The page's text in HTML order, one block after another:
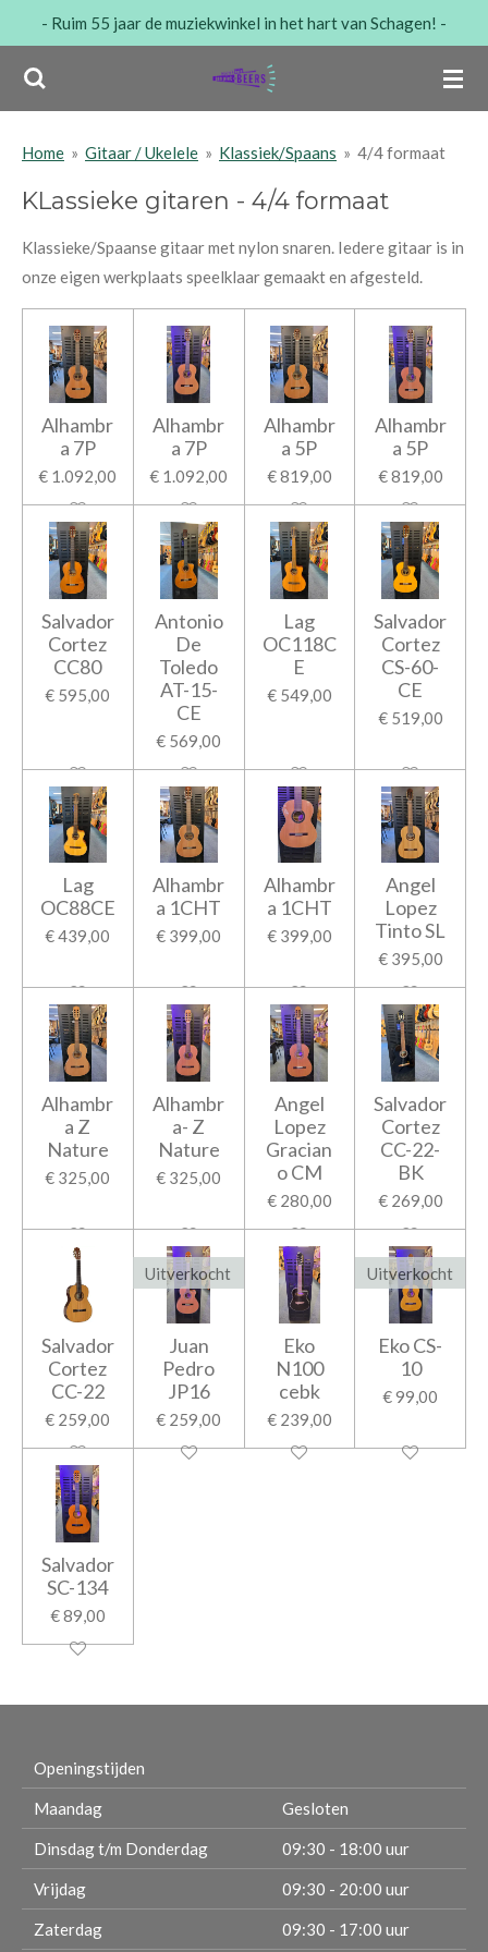
naar
de
- Ruim 55 jaar de muziekwinkel in het hart van Schagen! -
Home » Gitaar / Ukelele » Klassiek/Spaans » 4/4 formaat
KLassieke gitaren - 4/4 formaat
Klassieke/Spaanse gitaar met nylon snaren. Iedere gitaar is in
onze eigen werkplaats speelklaar gemaakt en afgesteld.
Alhambr
a 7P
€ 1.092,00
Alhambr
a 7P
€ 1.092,00
Alhambr
a 5P
€ 819,00
Alhambr
a 5P
€ 819,00
Salvador
Cortez
CC80
€ 595,00
Antonio
De
Toledo
AT-15-
CE
€ 569,00
Lag
OC118C
E
€ 549,00
Salvador
Cortez
CS-60-
CE
€ 519,00
Lag
OC88CE
€ 439,00
Alhambr
a 1CHT
€ 399,00
Alhambr
a 1CHT
€ 399,00
Angel
Lopez
Tinto SL
€ 395,00
Alhambr
a Z
Nature
€ 325,00
Alhambr
a- Z
Nature
€ 325,00
Angel
Lopez
Gracian
o CM
€ 280,00
Salvador
Cortez
CC-22-
BK
€ 269,00
Salvador
Cortez
CC-22
€ 259,00
Uitverkocht
Juan
Pedro
JP16
€ 259,00
Eko
N100
cebk
€ 239,00
Uitverkocht
Eko CS-
10
€ 99,00
Salvador
SC-134
€ 89,00
Openingstijden
Maandag Gesloten
Dinsdag t/m Donderdag 09:30 - 18:00 uur
Vrijdag 09:30 - 20:00 uur
Zaterdag 09:30 - 17:00 uur